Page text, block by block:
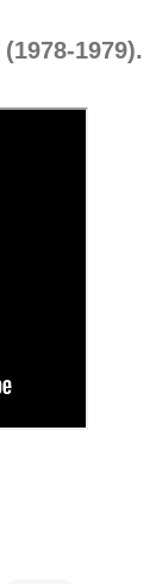
(1978-1979).